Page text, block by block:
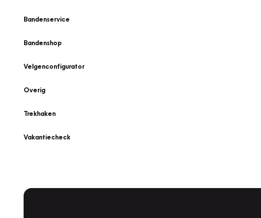
Bandenservice
Bandenshop
Velgenconfigurator
Overig
Trekhaken
Vakantiecheck